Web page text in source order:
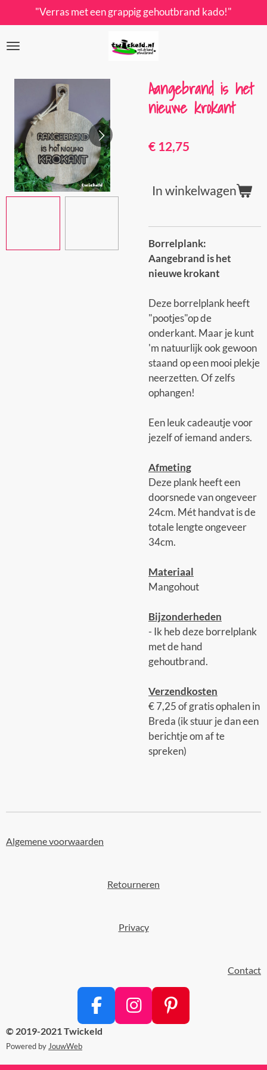
direct
naar
"Verras met een grappig gehoutbrand kado!"
Aangebrand is het
nieuwe krokant
€ 12,75
In winkelwagen
Borrelplank:
Aangebrand is het
nieuwe krokant
Deze borrelplank heeft
"pootjes"op de
onderkant. Maar je kunt
'm natuurlijk ook gewoon
staand op een mooi plekje
neerzetten. Of zelfs
ophangen!
Een leuk cadeautje voor
jezelf of iemand anders.
Afmeting
Deze plank heeft een
doorsnede van ongeveer
24cm. Mét handvat is de
totale lengte ongeveer
34cm.
Materiaal
Mangohout
Bijzonderheden
- Ik heb deze borrelplank
met de hand
gehoutbrand.
Verzendkosten
€ 7,25 of gratis ophalen in
Breda (ik stuur je dan een
berichtje om af te
spreken)
Algemene voorwaarden
Retourneren
Privacy
Contact
F
a
I
P
© 2019-2021 Twickeld
Powered by JouwWeb